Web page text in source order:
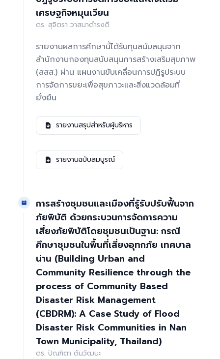
เศรษฐกิจหมุนเวียน
ดร. สุจิตรา วาสนาดำรงดี
รายงานผลการศึกษานี้ได้รับทุนสนับสนุนจาก
สำนักงานกองทุนสนับสนุนการสร้างเสริมสุขภาพ
(สสส.) ผ่าน แผนงานขับเคลื่อนการปฏิรูประบบ
การจัดการขยะเพื่อสุขภาวะและสิ่งแวดล้อมที่
ยั่งยืน
รายงานสรุปสำหรับผู้บริหาร
รายงานฉบับสมบูรณ์
การสร้างชุมชนและเมืองที่รู้รับปรับฟื้นจาก
ภัยพิบัติ ด้วยกระบวนการจัดการความ
เสี่ยงภัยพิบัติโดยชุมชนเป็นฐาน: กรณี
ศึกษาชุมชนในพื้นที่เสี่ยงอุทกภัย เทศบาล
น่าน (Building Urban and
Community Resilience through the
process of Community Based
Disaster Risk Management
(CBDRM): A Case Study of Flood
Disaster Risk Communities in Nan
Town Municipality, Thailand)
ดร. ปัณฑิตา ตันวัฒนะ